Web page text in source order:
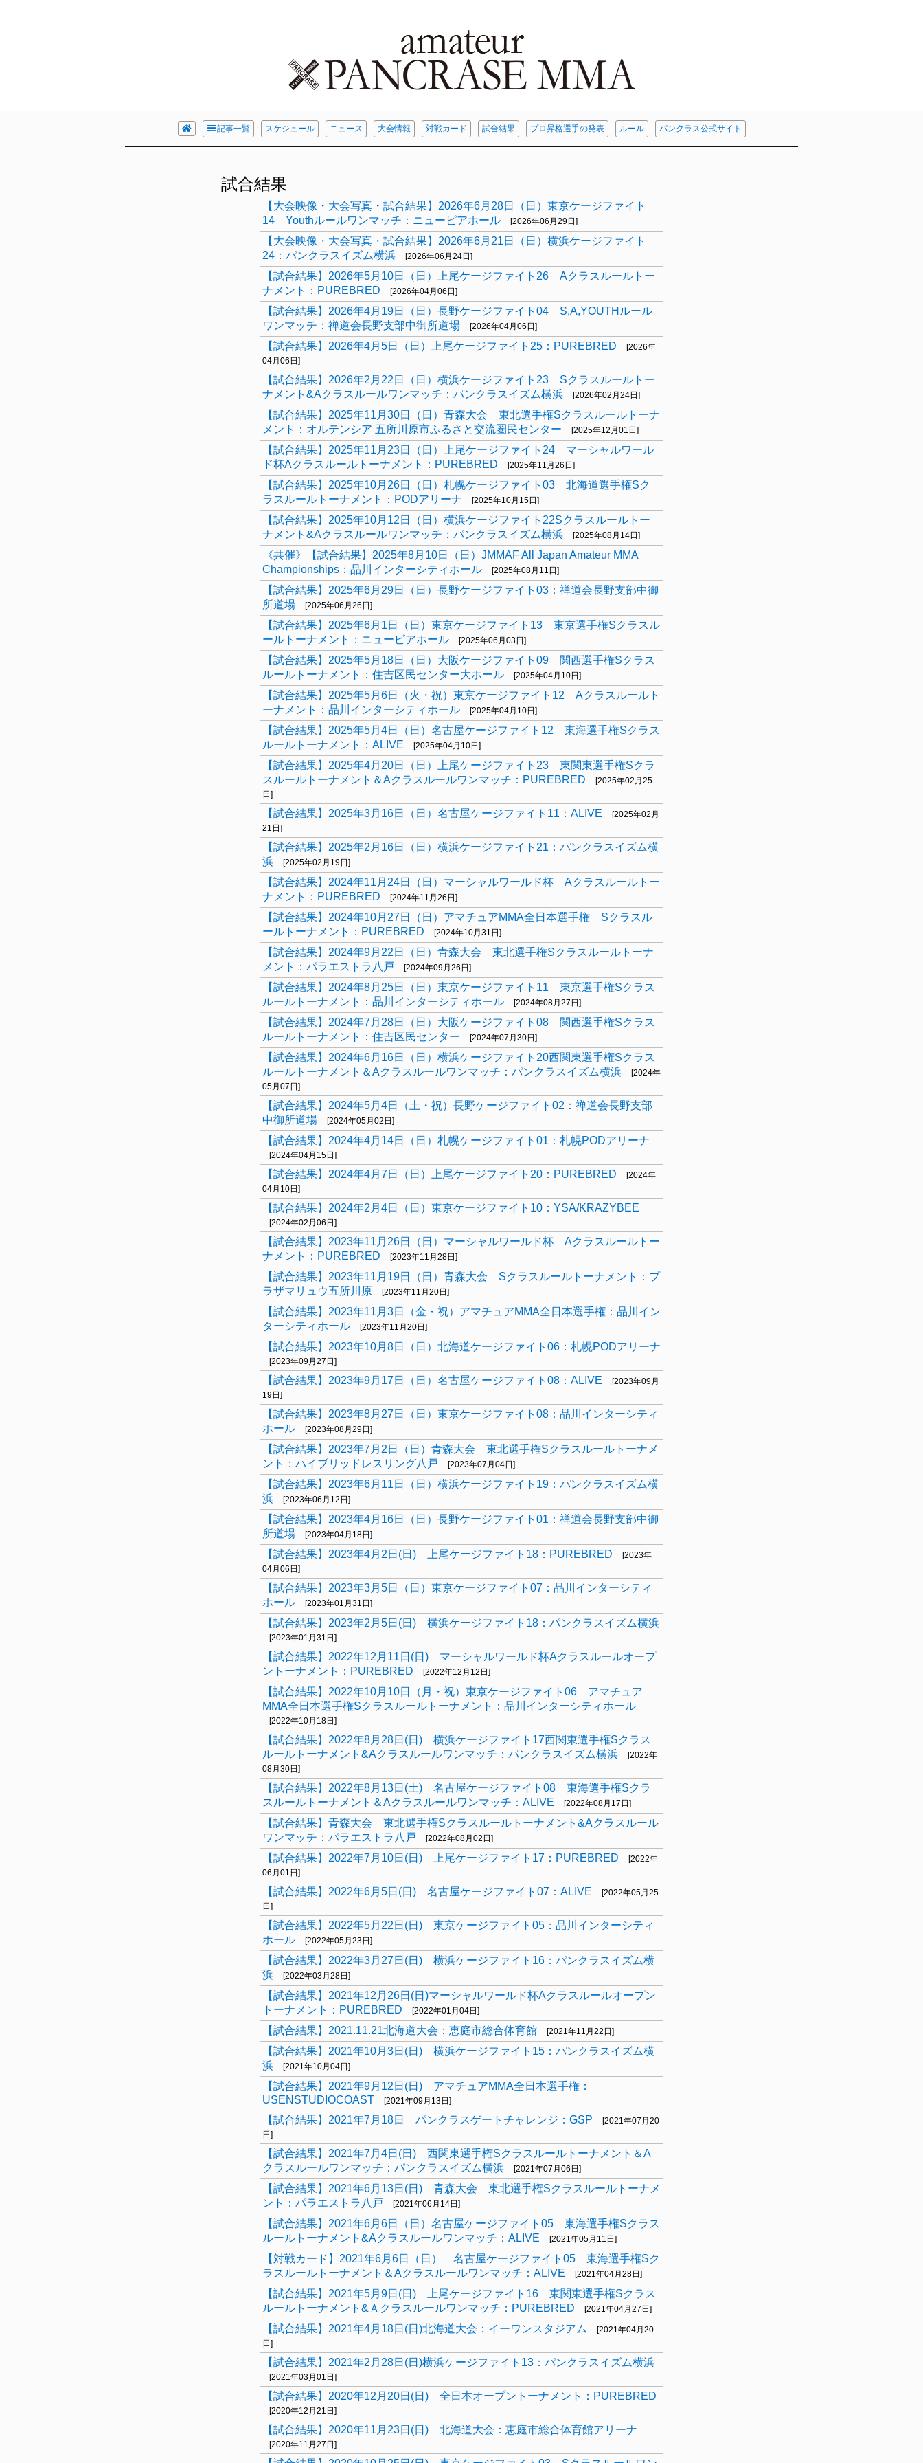
記事一覧 スケジュール ニュース 大会情報 対戦カード 試合結果 プロ昇格選手の発表 ルール パンクラス公式サイト
試合結果
【大会映像・大会写真・試合結果】2026年6月28日（日）東京ケージファイト
14 Youthルールワンマッチ：ニューピアホール
[2026年06月29日]
【大会映像・大会写真・試合結果】2026年6月21日（日）横浜ケージファイト
24：パンクラスイズム横浜
[2026年06月24日]
【試合結果】2026年5月10日（日）上尾ケージファイト26 Aクラスルールトー
ナメント：PUREBRED
[2026年04月06日]
【試合結果】2026年4月19日（日）長野ケージファイト04 S,A,YOUTHルール
ワンマッチ：禅道会長野支部中御所道場
[2026年04月06日]
【試合結果】2026年4月5日（日）上尾ケージファイト25：PUREBRED
[2026年
04月06日]
【試合結果】2026年2月22日（日）横浜ケージファイト23 Sクラスルールトー
ナメント&Aクラスルールワンマッチ：パンクラスイズム横浜
[2026年02月24日]
【試合結果】2025年11月30日（日）青森大会 東北選手権Sクラスルールトーナ
メント：オルテンシア 五所川原市ふるさと交流圏民センター
[2025年12月01日]
【試合結果】2025年11月23日（日）上尾ケージファイト24 マーシャルワール
ド杯Aクラスルールトーナメント：PUREBRED
[2025年11月26日]
【試合結果】2025年10月26日（日）札幌ケージファイト03 北海道選手権Sク
ラスルールトーナメント：PODアリーナ
[2025年10月15日]
【試合結果】2025年10月12日（日）横浜ケージファイト22Sクラスルールトー
ナメント&Aクラスルールワンマッチ：パンクラスイズム横浜
[2025年08月14日]
《共催》【試合結果】2025年8月10日（日）JMMAF All Japan Amateur MMA
Championships：品川インターシティホール
[2025年08月11日]
【試合結果】2025年6月29日（日）長野ケージファイト03：禅道会長野支部中御
所道場
[2025年06月26日]
【試合結果】2025年6月1日（日）東京ケージファイト13 東京選手権Sクラスル
ールトーナメント：ニューピアホール
[2025年06月03日]
【試合結果】2025年5月18日（日）大阪ケージファイト09 関西選手権Sクラス
ルールトーナメント：住吉区民センター大ホール
[2025年04月10日]
【試合結果】2025年5月6日（火・祝）東京ケージファイト12 Aクラスルールト
ーナメント：品川インターシティホール
[2025年04月10日]
【試合結果】2025年5月4日（日）名古屋ケージファイト12 東海選手権Sクラス
ルールトーナメント：ALIVE
[2025年04月10日]
【試合結果】2025年4月20日（日）上尾ケージファイト23 東関東選手権Sクラ
スルールトーナメント＆Aクラスルールワンマッチ：PUREBRED
[2025年02月25
日]
【試合結果】2025年3月16日（日）名古屋ケージファイト11：ALIVE
[2025年02月
21日]
【試合結果】2025年2月16日（日）横浜ケージファイト21：パンクラスイズム横
浜
[2025年02月19日]
【試合結果】2024年11月24日（日）マーシャルワールド杯 Aクラスルールトー
ナメント：PUREBRED
[2024年11月26日]
【試合結果】2024年10月27日（日）アマチュアMMA全日本選手権 Sクラスル
ールトーナメント：PUREBRED
[2024年10月31日]
【試合結果】2024年9月22日（日）青森大会 東北選手権Sクラスルールトーナ
メント：パラエストラ八戸
[2024年09月26日]
【試合結果】2024年8月25日（日）東京ケージファイト11 東京選手権Sクラス
ルールトーナメント：品川インターシティホール
[2024年08月27日]
【試合結果】2024年7月28日（日）大阪ケージファイト08 関西選手権Sクラス
ルールトーナメント：住吉区民センター
[2024年07月30日]
【試合結果】2024年6月16日（日）横浜ケージファイト20西関東選手権Sクラス
ルールトーナメント＆Aクラスルールワンマッチ：パンクラスイズム横浜
[2024年
05月07日]
【試合結果】2024年5月4日（土・祝）長野ケージファイト02：禅道会長野支部
中御所道場
[2024年05月02日]
【試合結果】2024年4月14日（日）札幌ケージファイト01：札幌PODアリーナ
[2024年04月15日]
【試合結果】2024年4月7日（日）上尾ケージファイト20：PUREBRED
[2024年
04月10日]
【試合結果】2024年2月4日（日）東京ケージファイト10：YSA/KRAZYBEE
[2024年02月06日]
【試合結果】2023年11月26日（日）マーシャルワールド杯 Aクラスルールトー
ナメント：PUREBRED
[2023年11月28日]
【試合結果】2023年11月19日（日）青森大会 Sクラスルールトーナメント：プ
ラザマリュウ五所川原
[2023年11月20日]
【試合結果】2023年11月3日（金・祝）アマチュアMMA全日本選手権：品川イン
ターシティホール
[2023年11月20日]
【試合結果】2023年10月8日（日）北海道ケージファイト06：札幌PODアリーナ
[2023年09月27日]
【試合結果】2023年9月17日（日）名古屋ケージファイト08：ALIVE
[2023年09月
19日]
【試合結果】2023年8月27日（日）東京ケージファイト08：品川インターシティ
ホール
[2023年08月29日]
【試合結果】2023年7月2日（日）青森大会 東北選手権Sクラスルールトーナメ
ント：ハイブリッドレスリング八戸
[2023年07月04日]
【試合結果】2023年6月11日（日）横浜ケージファイト19：パンクラスイズム横
浜
[2023年06月12日]
【試合結果】2023年4月16日（日）長野ケージファイト01：禅道会長野支部中御
所道場
[2023年04月18日]
【試合結果】2023年4月2日(日) 上尾ケージファイト18：PUREBRED
[2023年
04月06日]
【試合結果】2023年3月5日（日）東京ケージファイト07：品川インターシティ
ホール
[2023年01月31日]
【試合結果】2023年2月5日(日) 横浜ケージファイト18：パンクラスイズム横浜
[2023年01月31日]
【試合結果】2022年12月11日(日) マーシャルワールド杯Aクラスルールオープ
ントーナメント：PUREBRED
[2022年12月12日]
【試合結果】2022年10月10日（月・祝）東京ケージファイト06 アマチュア
MMA全日本選手権Sクラスルールトーナメント：品川インターシティホール
[2022年10月18日]
【試合結果】2022年8月28日(日) 横浜ケージファイト17西関東選手権Sクラス
ルールトーナメント&Aクラスルールワンマッチ：パンクラスイズム横浜
[2022年
08月30日]
【試合結果】2022年8月13日(土) 名古屋ケージファイト08 東海選手権Sクラ
スルールトーナメント＆Aクラスルールワンマッチ：ALIVE
[2022年08月17日]
【試合結果】青森大会 東北選手権Sクラスルールトーナメント&Aクラスルール
ワンマッチ：パラエストラ八戸
[2022年08月02日]
【試合結果】2022年7月10日(日) 上尾ケージファイト17：PUREBRED
[2022年
06月01日]
【試合結果】2022年6月5日(日) 名古屋ケージファイト07：ALIVE
[2022年05月25
日]
【試合結果】2022年5月22日(日) 東京ケージファイト05：品川インターシティ
ホール
[2022年05月23日]
【試合結果】2022年3月27日(日) 横浜ケージファイト16：パンクラスイズム横
浜
[2022年03月28日]
【試合結果】2021年12月26日(日)マーシャルワールド杯Aクラスルールオープン
トーナメント：PUREBRED
[2022年01月04日]
【試合結果】2021.11.21北海道大会：恵庭市総合体育館 [2021年11月22日]
【試合結果】2021年10月3日(日) 横浜ケージファイト15：パンクラスイズム横
浜
[2021年10月04日]
【試合結果】2021年9月12日(日) アマチュアMMA全日本選手権：
USENSTUDIOCOAST
[2021年09月13日]
【試合結果】2021年7月18日 パンクラスゲートチャレンジ：GSP
[2021年07月20
日]
【試合結果】2021年7月4日(日) 西関東選手権Sクラスルールトーナメント＆A
クラスルールワンマッチ：パンクラスイズム横浜
[2021年07月06日]
【試合結果】2021年6月13日(日) 青森大会 東北選手権Sクラスルールトーナメ
ント：パラエストラ八戸
[2021年06月14日]
【試合結果】2021年6月6日（日）名古屋ケージファイト05 東海選手権Sクラス
ルールトーナメント&Aクラスルールワンマッチ：ALIVE
[2021年05月11日]
【対戦カード】2021年6月6日（日） 名古屋ケージファイト05 東海選手権Sク
ラスルールトーナメント＆Aクラスルールワンマッチ：ALIVE
[2021年04月28日]
【試合結果】2021年5月9日(日) 上尾ケージファイト16 東関東選手権Sクラス
ルールトーナメント&Ａクラスルールワンマッチ：PUREBRED
[2021年04月27日]
【試合結果】2021年4月18日(日)北海道大会：イーワンスタジアム
[2021年04月20
日]
【試合結果】2021年2月28日(日)横浜ケージファイト13：パンクラスイズム横浜
[2021年03月01日]
【試合結果】2020年12月20日(日) 全日本オープントーナメント：PUREBRED
[2020年12月21日]
【試合結果】2020年11月23日(日) 北海道大会：恵庭市総合体育館アリーナ
[2020年11月27日]